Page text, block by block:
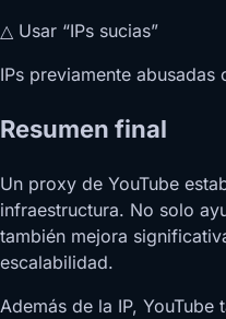
△ Usar “IPs sucias”
IPs previamente abusadas
Resumen final
Un proxy de YouTube
infraestructura. No solo
también mejora
escalabilidad.
Además de la IP,